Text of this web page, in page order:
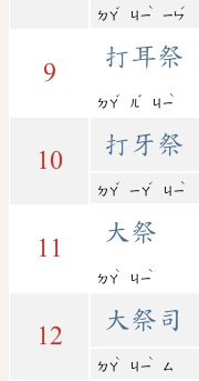
ㄉㄚ
ˇ
ㄐㄧ
ˋ
ㄧㄣ
ˊ
9
打耳祭
ㄉㄚ
ˇ
ㄦ
ˇ
ㄐㄧ
ˋ
10
打牙祭
ㄉㄚ
ˇ
ㄧㄚ
ˊ
ㄐㄧ
ˋ
11
大祭
ㄉㄚ
ˋ
ㄐㄧ
ˋ
12
大祭司
ㄉㄚ
ˋ
ㄐㄧ
ˋ
ㄙ